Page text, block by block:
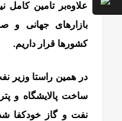
علاوه‌بر تامین
بازارهای جهانی و
کشورها قرار داریم.
در همین راستا وزیر
ساخت پالایشگاه و
نفت و گاز خودکفا